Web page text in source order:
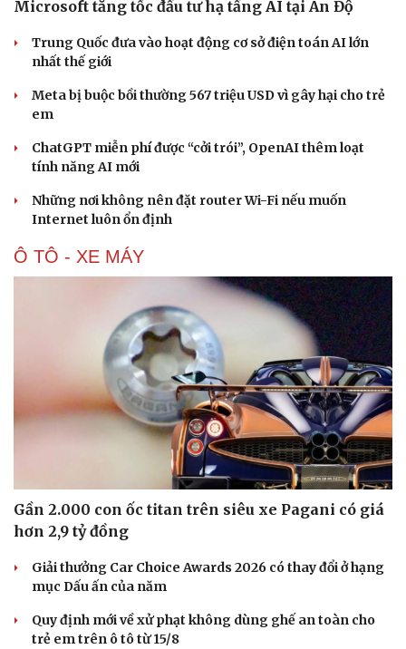
Microsoft tăng tốc đầu tư hạ tầng AI tại Ấn Độ
Trung Quốc đưa vào hoạt động cơ sở điện toán AI lớn
nhất thế giới
Meta bị buộc bồi thường 567 triệu USD vì gây hại cho trẻ
em
ChatGPT miễn phí được “cởi trói”, OpenAI thêm loạt
tính năng AI mới
Những nơi không nên đặt router Wi-Fi nếu muốn
Internet luôn ổn định
Ô TÔ - XE MÁY
Gần 2.000 con ốc titan trên siêu xe Pagani có giá
hơn 2,9 tỷ đồng
Giải thưởng Car Choice Awards 2026 có thay đổi ở hạng
mục Dấu ấn của năm
Quy định mới về xử phạt không dùng ghế an toàn cho
trẻ em trên ô tô từ 15/8